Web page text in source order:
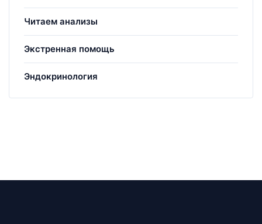
Читаем анализы
Экстренная помощь
Эндокринология